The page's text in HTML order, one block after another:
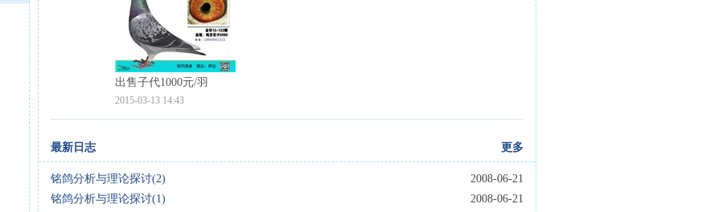
出售子代1000元/羽
2015-03-13 14:43
最新日志 更多
2008-06-21
铭鸽分析与理论探讨(2)
2008-06-21
铭鸽分析与理论探讨(1)